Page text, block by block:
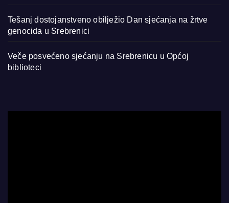
Tešanj dostojanstveno obilježio Dan sjećanja na žrtve
genocida u Srebrenici
Veče posvećeno sjećanju na Srebrenicu u Općoj
biblioteci